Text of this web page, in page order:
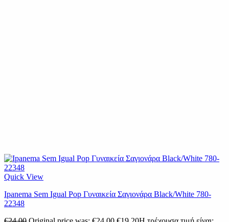
Quick View
Ipanema Sem Igual Pop Γυναικεία Σαγιονάρα Black/White 780-
22348